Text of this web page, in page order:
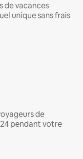
de vacances
unique sans frais
de
pendant votre